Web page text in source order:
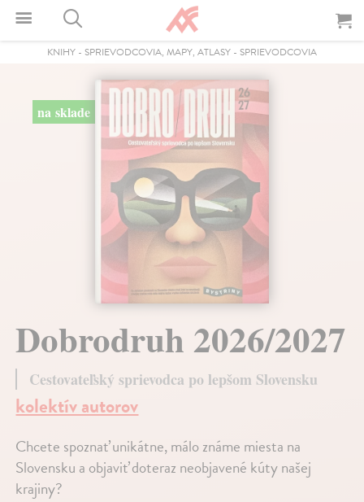
KNIHY - SPRIEVODCOVIA, MAPY, ATLASY - SPRIEVODCOVIA
na sklade
Dobrodruh 2026/2027
Cestovateľský sprievodca po lepšom Slovensku
kolektív autorov
Chcete spoznať unikátne, málo známe miesta na
Slovensku a objaviť doteraz neobjavené kúty našej
krajiny?